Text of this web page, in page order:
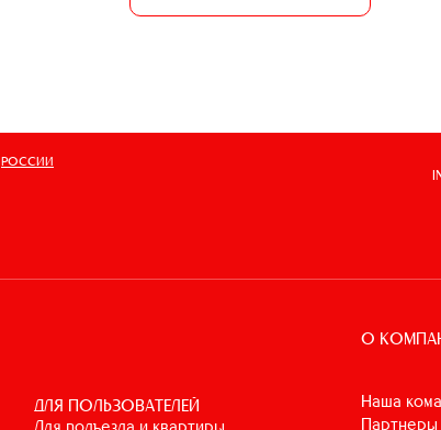
РОССИИ
ДЛЯ ПОЛЬЗОВАТЕЛЕЙ
для подъезда и квартиры
О
Наша
Партнеры